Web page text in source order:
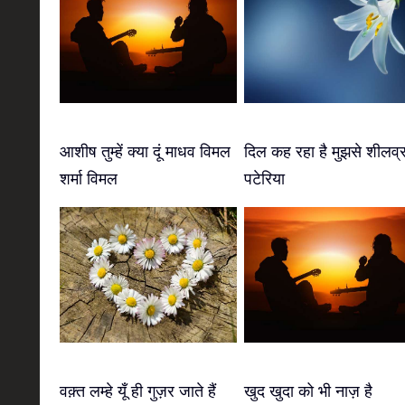
आशीष तुम्हें क्या दूं माधव विमल
शर्मा विमल
दिल कह रहा है मुझसे
पटेरिया
वक़्त लम्हे यूँ ही गुज़र जाते हैं खुद खुदा को भी नाज़ है